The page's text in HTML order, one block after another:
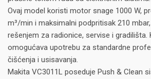
Ovaj model koristi motor snage 1000 W,
m³/min i maksimalni podpritisak 210
rešenjem za radionice, servise i gradilišta.
omogućava upotrebu za standardne
čišćenja i usisavanja.
Makita VC3011L poseduje Push & Clean